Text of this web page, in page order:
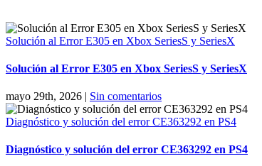
Solución al Error E305 en Xbox SeriesS y SeriesX
Solución al Error E305 en Xbox SeriesS y SeriesX
mayo 29th, 2026 | Sin comentarios
Diagnóstico y solución del error CE363292 en PS4
Diagnóstico y solución del error CE363292 en PS4